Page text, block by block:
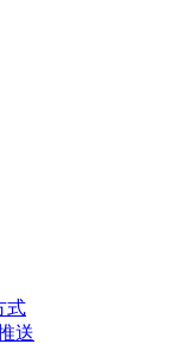
式
送